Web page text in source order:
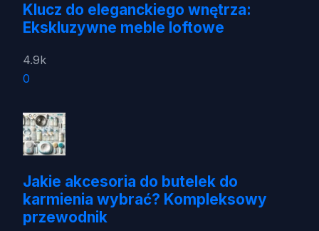
Klucz do eleganckiego wnętrza:
Ekskluzywne meble loftowe
4.9k
0
Jakie akcesoria do butelek do
karmienia wybrać? Kompleksowy
przewodnik